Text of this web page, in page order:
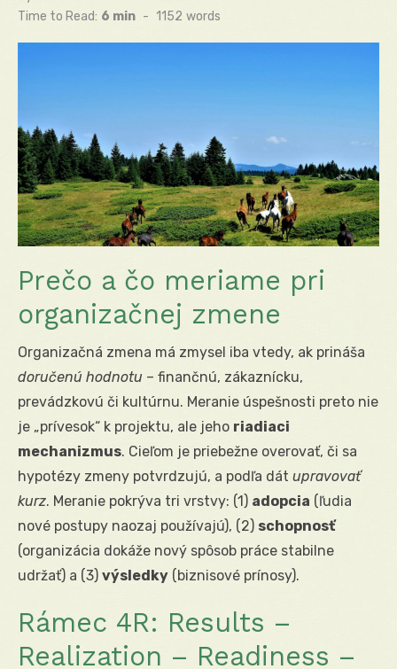
on
Time to Read: 6 min - 1152 words
Prečo a čo meriame pri
organizačnej zmene
Organizačná zmena má zmysel iba vtedy, ak prináša
doručenú hodnotu – finančnú, zákaznícku,
prevádzkovú či kultúrnu. Meranie úspešnosti preto nie
je „prívesok“ k projektu, ale jeho riadiaci
mechanizmus. Cieľom je priebežne overovať, či sa
hypotézy zmeny potvrdzujú, a podľa dát upravovať
kurz. Meranie pokrýva tri vrstvy: (1) adopcia (ľudia
nové postupy naozaj používajú), (2) schopnosť
(organizácia dokáže nový spôsob práce stabilne
udržať) a (3) výsledky (biznisové prínosy).
Rámec 4R: Results –
Realization – Readiness –